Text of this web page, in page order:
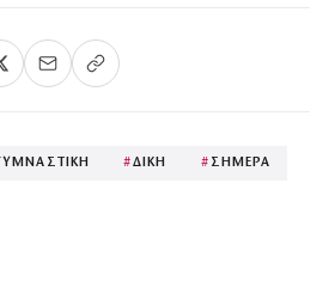
ΓΥΜΝΑΣΤΙΚΗ #ΔΙΚΗ # ΣΗΜΕΡΑ